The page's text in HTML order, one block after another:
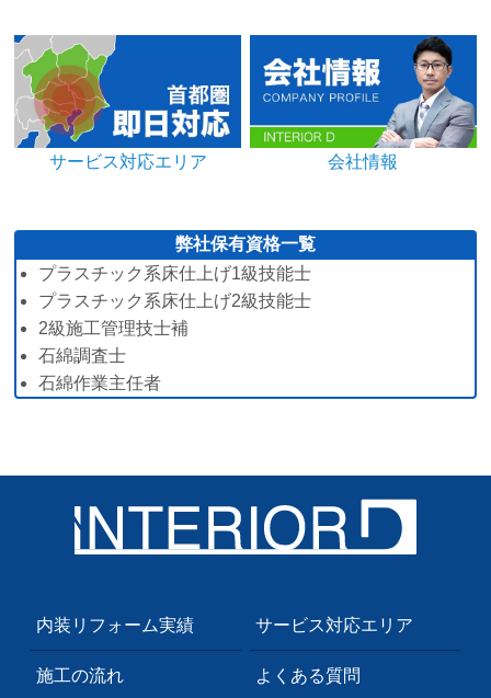
サービス対応エリア 会社情報
弊社保有資格一覧
プラスチック系床仕上げ1級技能士
プラスチック系床仕上げ2級技能士
2級施工管理技士補
石綿調査士
石綿作業主任者
内装リフォーム実績 サービス対応エリア
施工の流れ よくある質問